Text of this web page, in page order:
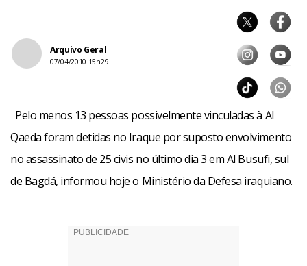
Arquivo Geral
07/04/2010 15h29
Pelo menos 13 pessoas possivelmente vinculadas à Al
Qaeda foram detidas no Iraque por suposto envolvimento
no assassinato de 25 civis no último dia 3 em Al Busufi, sul
de Bagdá, informou hoje o Ministério da Defesa iraquiano.